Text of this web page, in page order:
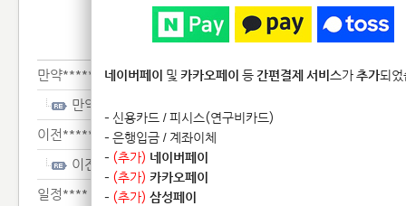
1:1 문
만약********************
만약********************
이전************************
이전************************
일정****
네이버페이 및 카카오페이 등간편결제 서비스가추가되
- 신용카드 / 피시스(연구비카드)
- 은행입금 / 계좌이체
- (추가) 네이버페이
- (추가) 카카오페이
- (추가) 삼성페이